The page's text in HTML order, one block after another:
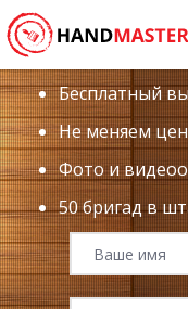
Бесплатный
Не меняем
Фото и
50 бригад в